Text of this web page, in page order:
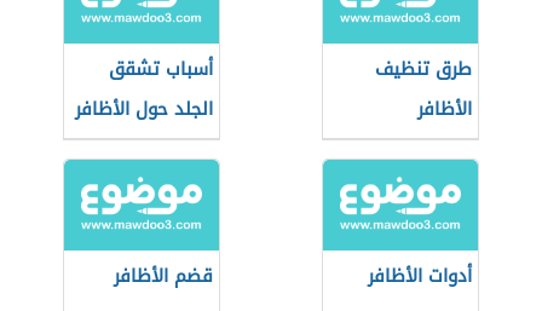
طرق تنظيف
الأظافر
أسباب تشقق
الجلد حول الأظافر
أدوات الأظافر قضم الأظافر